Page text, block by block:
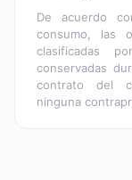
De acuerdo
consumo, las
clasificadas
conservadas
contrato del
ninguna